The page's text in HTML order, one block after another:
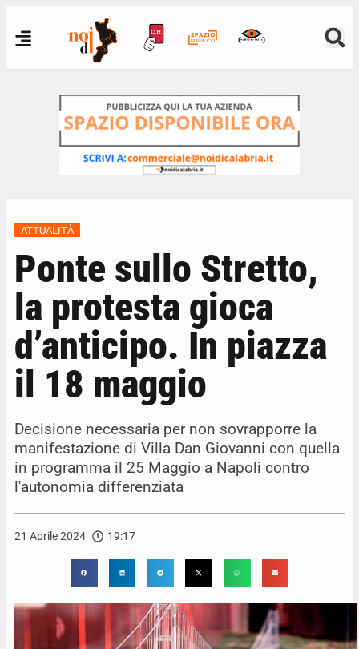
ATTUALITÀ
Ponte sullo Stretto,
la protesta gioca
d’anticipo. In piazza
il 18 maggio
Decisione necessaria per non sovrapporre la
manifestazione di Villa Dan Giovanni con quella
in programma il 25 Maggio a Napoli contro
l'autonomia differenziata
21 Aprile 2024 19:17